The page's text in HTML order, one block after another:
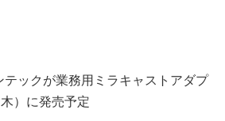
テックが業務用ミラキャストアダプ
）に発売予定